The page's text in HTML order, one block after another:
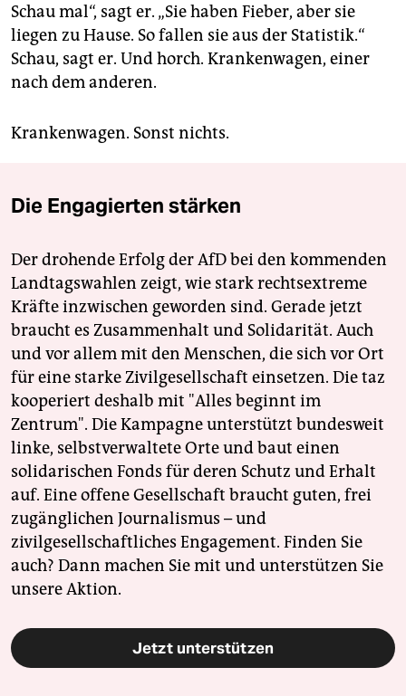
Schau mal“, sagt er. „Sie haben Fieber, aber sie
liegen zu Hause. So fallen sie aus der Statistik.“
Schau, sagt er. Und horch. Krankenwagen, einer
nach dem anderen.
Krankenwagen. Sonst nichts.
Die Engagierten stärken
Der drohende Erfolg der AfD bei den kommenden
Landtagswahlen zeigt, wie stark rechtsextreme
Kräfte inzwischen geworden sind. Gerade jetzt
braucht es Zusammenhalt und Solidarität. Auch
und vor allem mit den Menschen, die sich vor Ort
für eine starke Zivilgesellschaft einsetzen. Die taz
kooperiert deshalb mit "Alles beginnt im
Zentrum". Die Kampagne unterstützt bundesweit
linke, selbstverwaltete Orte und baut einen
solidarischen Fonds für deren Schutz und Erhalt
auf. Eine offene Gesellschaft braucht guten, frei
zugänglichen Journalismus – und
zivilgesellschaftliches Engagement. Finden Sie
auch? Dann machen Sie mit und unterstützen Sie
unsere Aktion.
Jetzt unterstützen